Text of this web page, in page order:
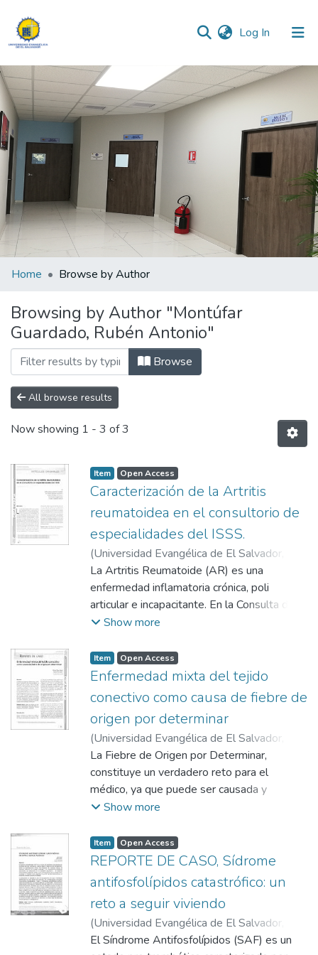
Log In (current)
Communities & Collections
All of DSpace
Home Browse by Author
Browsing by Author "Montúfar
Guardado, Rubén Antonio"
Browse
All browse results
Now showing 1 - 3 of 3
Item Open Access
Caracterización de la Artritis
reumatoidea en el consultorio de
especialidades del ISSS.
(Universidad Evangélica de El Salvador,
2012-06)Montúfar Guardado, Rubén
Antonio;Rodríguez Hernández, José
Alberto;Rodríguez de Romero, Yolanda
Aragón Laínez, Raúl Antonio
La Artritis Reumatoide (AR) es una
enfermedad inflamatoria crónica, poli
articular e incapacitante. En la Consulta de
Reumatología del Consultorio de
Seguro Social (ISSS), es una de las
principales causas de consultas y es
responsable de muchas discapacidades y
muertes prematuras. El objetivo del estudio
fue describir las principales características
demográficas, clínicas y de laboratorio de
una muestra de pacientes con AR que son
son atendidos en la consulta.
Show more
Item Open Access
Enfermedad mixta del tejido
conectivo como causa de fiebre de
origen por determinar
(Universidad Evangélica de El Salvador,
2013)Trejo Ayala, Rafael;Montúfar
Guardado, Rubén Antonio
La Fiebre de Origen por Determinar,
constituye un verdadero reto para el
médico, ya que puede ser causada y
desarrollada por múltiples causas entre las
enfermedades infecciosas, neoplásicas,
colágeno vascular, misceláneas e
idiopáticas. Las causas asociadas a
enfermedad del tejido conectivo
representan del 33% al 40% de los casos.
El objetivo de este reporte es presentar un
caso de una mujer, de 28 años, quien
Show more
Item Open Access
REPORTE DE CASO, Sídrome
antifosfolípidos catastrófico: un
reto a seguir viviendo
(Universidad Evangélica de El Salvador,
2015-06)Flores, Dennis;Acosta, Roberto
El Síndrome Antifosfolípidos (SAF) es un